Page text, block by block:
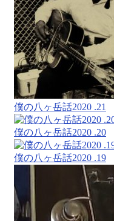
僕の八ヶ岳話2020 .21
僕の八ヶ岳話2020 .20
僕の八ヶ岳話2020 .19